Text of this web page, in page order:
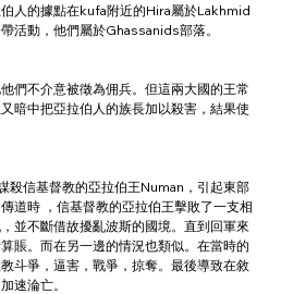
人的據點在kufa附近的Hira屬於Lakhmid
活動，他們屬於Ghassanids部落。
們不介意被徵為佣兵。但這兩大國的王常
暗中把亞拉伯人的族長加以殺害，結果使
信基督教的亞拉伯王Numan，引起東部
道時 ，信基督教的亞拉伯王擊敗了一支相
並不斷借故擾亂波斯的國境。直到回軍來
賬。而在另一邊的情況也類似。在當時的
斗爭，逼害，戰爭，掠奪。最後導致在敘
速淪亡。